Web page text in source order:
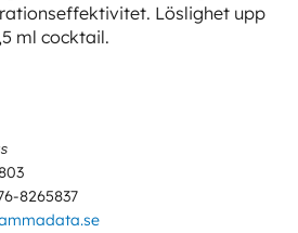
Löslighet upp
ml cocktail.
8265837